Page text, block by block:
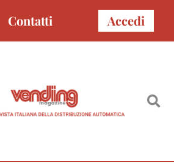
Contatti Accedi